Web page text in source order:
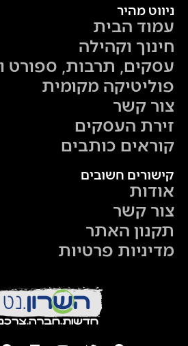
ניווט מהיר
עמוד הבית
חינוך וקהילה
עסקים, תרבות, ספורט
פוליטיקה מקומית
צור קשר
זירת העסקים
קוראים כותבים
קישורים חשובים
אודות
צור קשר
תקנון האתר
מדיניות פרטיות